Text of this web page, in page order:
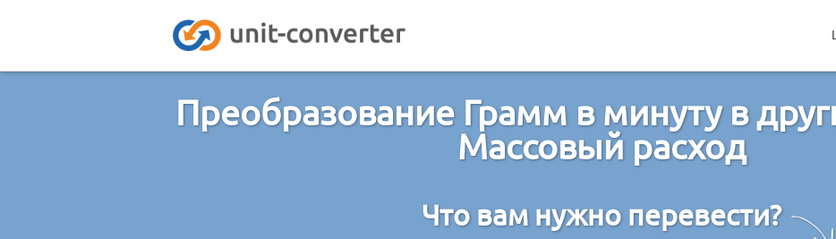
Преобразование Грамм в минуту в
Массовый расход
Что вам нужно перевести?